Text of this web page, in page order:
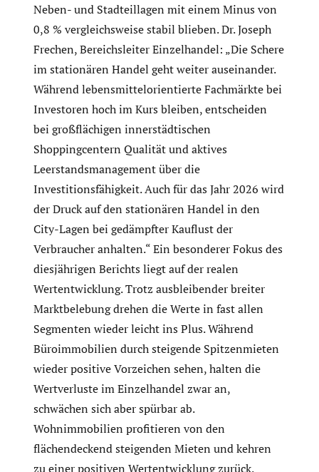
Neben- und Stadteillagen mit einem Minus von
0,8 % vergleichsweise stabil blieben. Dr. Joseph
Frechen, Bereichsleiter Einzelhandel: „Die Schere
im stationären Handel geht weiter auseinander.
Während lebensmittelorientierte Fachmärkte bei
Investoren hoch im Kurs bleiben, entscheiden
bei großflächigen innerstädtischen
Shoppingcentern Qualität und aktives
Leerstandsmanagement über die
Investitionsfähigkeit. Auch für das Jahr 2026 wird
der Druck auf den stationären Handel in den
City-Lagen bei gedämpfter Kauflust der
Verbraucher anhalten.“ Ein besonderer Fokus des
diesjährigen Berichts liegt auf der realen
Wertentwicklung. Trotz ausbleibender breiter
Marktbelebung drehen die Werte in fast allen
Segmenten wieder leicht ins Plus. Während
Büroimmobilien durch steigende Spitzenmieten
wieder positive Vorzeichen sehen, halten die
Wertverluste im Einzelhandel zwar an,
schwächen sich aber spürbar ab.
Wohnimmobilien profitieren von den
flächendeckend steigenden Mieten und kehren
zu einer positiven Wertentwicklung zurück.